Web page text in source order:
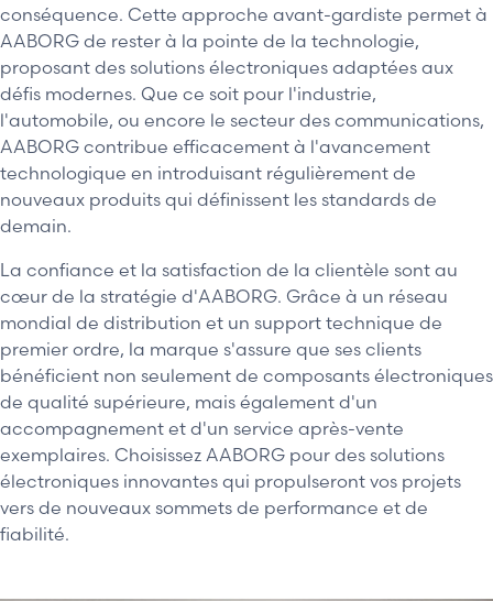
conséquence. Cette approche avant-gardiste permet à
AABORG de rester à la pointe de la technologie,
proposant des solutions électroniques adaptées aux
défis modernes. Que ce soit pour l'industrie,
l'automobile, ou encore le secteur des communications,
AABORG contribue efficacement à l'avancement
technologique en introduisant régulièrement de
nouveaux produits qui définissent les standards de
demain.
La confiance et la satisfaction de la clientèle sont au
cœur de la stratégie d'AABORG. Grâce à un réseau
mondial de distribution et un support technique de
premier ordre, la marque s'assure que ses clients
bénéficient non seulement de composants électroniques
de qualité supérieure, mais également d'un
accompagnement et d'un service après-vente
exemplaires. Choisissez AABORG pour des solutions
électroniques innovantes qui propulseront vos projets
vers de nouveaux sommets de performance et de
fiabilité.